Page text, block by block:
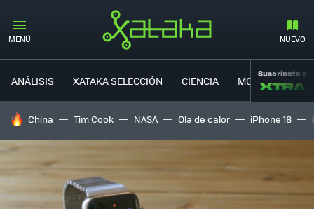
MENÚ NUEVO
ANÁLISIS XATAKA SELECCIÓN CIENCIA MOVILIDAD
Suscríbete a
HOY SE HABLA DE
China Tim Cook NASA Ola de calor iPhone 18